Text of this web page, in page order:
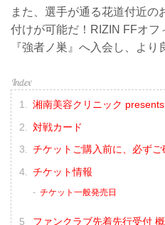
また、選手が通る花道付近の
付けが可能だ！RIZIN FFオフ
『強者ノ巣』へ入会し、より
湘南美容クリニック
対戦カード
チケットご購入前に、必ず
チケット情報
チケット一般発売日
ファンクラブ先着先行受付